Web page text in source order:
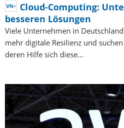
Cloud-Computing:
besseren Lösungen
Viele Unternehmen in
mehr digitale Resilienz und
deren Hilfe sich diese…